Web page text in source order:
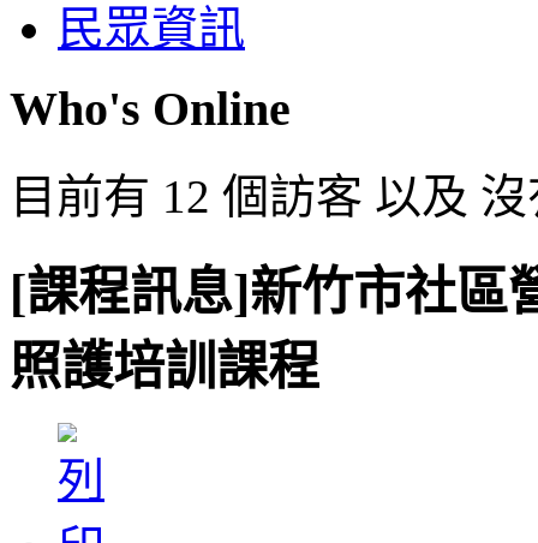
民眾資訊
Who's Online
目前有 12 個訪客 以及
[課程訊息]新竹市社區
照護培訓課程